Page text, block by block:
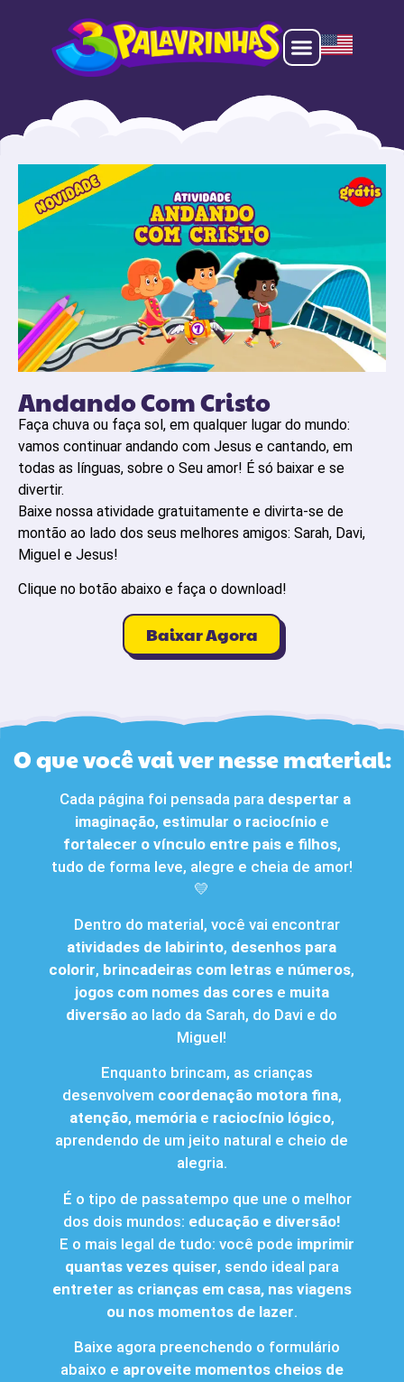
Andando Com Cristo
Faça chuva ou faça sol, em qualquer lugar do mundo:
vamos continuar andando com Jesus e cantando, em
todas as línguas, sobre o Seu amor! É só baixar e se
divertir.
Baixe nossa atividade gratuitamente e divirta-se de
montão ao lado dos seus melhores amigos: Sarah, Davi,
Miguel e Jesus!
Clique no botão abaixo e faça o download!
Baixar Agora
O que você vai ver nesse material:
Cada página foi pensada para despertar a
imaginação, estimular o raciocínioe
fortalecer o vínculo entre pais e filhos,
tudo de forma leve, alegre e cheia de amor!
💛
Dentro do material, você vai encontrar
atividades de labirinto, desenhos para
colorir, brincadeiras com letras e números,
jogos com nomes das corese muita
diversão ao lado da Sarah, do Davi e do
Miguel!
Enquanto brincam, as crianças
desenvolvem coordenação motora fina,
atenção, memóriae raciocínio lógico,
aprendendo de um jeito natural e cheio de
alegria.
É o tipo de passatempo que une o melhor
dos dois mundos: educação e diversão!
E o mais legal de tudo: você pode imprimir
quantas vezes quiser, sendo ideal para
entreter as crianças em casa, nas viagens
ou nos momentos de lazer.
Baixe agora preenchendo o formulário
abaixo e aproveite momentos cheios de